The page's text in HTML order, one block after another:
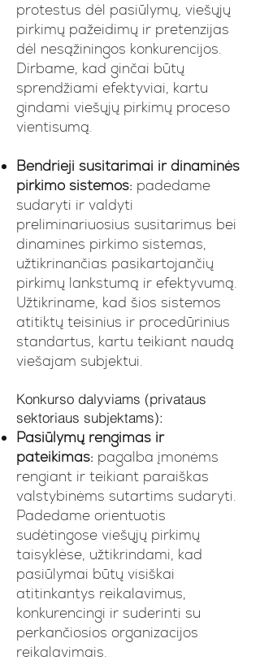
protestus dėl pasiūlymų, viešųjų
pirkimų pažeidimų ir pretenzijas
dėl nesąžiningos konkurencijos.
Dirbame, kad ginčai būtų
sprendžiami efektyviai, kartu
gindami viešųjų pirkimų proceso
vientisumą.
Bendrieji susitarimai ir dinaminės
pirkimo sistemos: padedame
sudaryti ir valdyti
preliminariuosius susitarimus bei
dinamines pirkimo sistemas,
užtikrinančias pasikartojančių
pirkimų lankstumą ir efektyvumą.
Užtikriname, kad šios sistemos
atitiktų teisinius ir procedūrinius
standartus, kartu teikiant naudą
viešajam subjektui.
Konkurso dalyviams (privataus
sektoriaus subjektams):
Pasiūlymų rengimas ir
pateikimas: pagalba įmonėms
rengiant ir teikiant paraiškas
valstybinėms sutartims sudaryti.
Padedame orientuotis
sudėtingose viešųjų pirkimų
taisyklėse, užtikrindami, kad
pasiūlymai būtų visiškai
atitinkantys reikalavimus,
konkurencingi ir suderinti su
perkančiosios organizacijos
reikalavimais.